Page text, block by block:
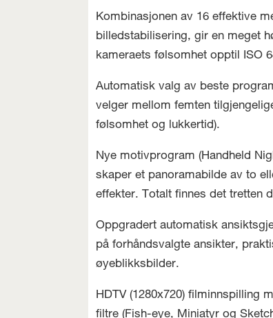
Kombinasjonen av 16 effektive
billedstabilisering, gir en meget
kameraets følsomhet opptil ISO
Automatisk valg av beste
velger mellom femten
følsomhet og lukkertid).
Nye motivprogram (Handheld
skaper et panoramabilde av to
effekter. Totalt finnes det tretten
Oppgradert automatisk
på forhåndsvalgte ansikter,
øyeblikksbilder.
HDTV (1280x720) filminnspilling
filtre (Fish-eye, Miniatyr og